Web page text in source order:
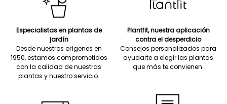
Especialistas en plantas de
jardín
Desde nuestros orígenes en
1950, estamos comprometidos
con la calidad de nuestras
plantas y nuestro servicio.
Plantfit, nuestra aplicación
contra el desperdicio
Consejos personalizados para
ayudarte a elegir las plantas
que más te convienen.